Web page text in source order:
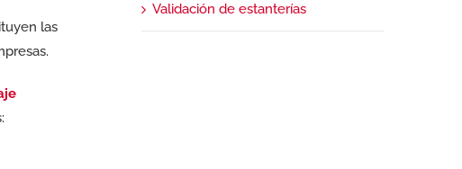
las
Validación de estanterías